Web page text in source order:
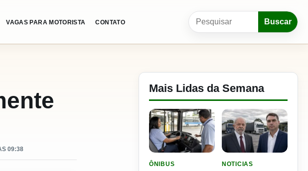
VAGAS PARA MOTORISTA CONTATO
Pesquisar por:
Buscar
09:38
Mais Lidas da Semana
ÔNIBUS
NOTICIAS